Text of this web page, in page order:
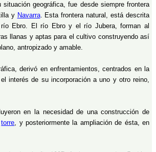
geográfica, fue desde siempre frontera
y Navarra. Esta frontera natural, está descrita
río Ebro. El río Ebro y el río Jubera, forman al
llanas y aptas para el cultivo construyendo así
antropizado y amable.
derivó en enfrentamientos, centrados en la
interés de su incorporación a uno y otro reino,
en la necesidad de una construcción de
torre, y posteriormente la ampliación de ésta, en